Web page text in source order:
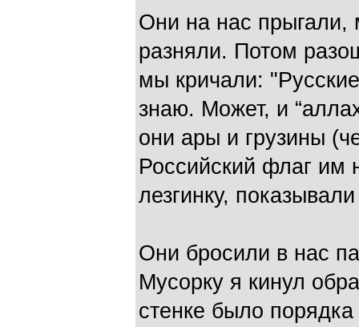
Они на нас прыгали,
разняли. Потом
мы кричали:
знаю. Может, и
они ары и грузины
Российский флаг им
лезгинку,
Они бросили в нас
Мусорку я кинул
стенке было